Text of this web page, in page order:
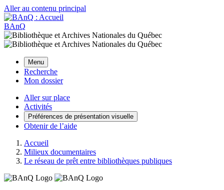
Aller au contenu principal
BAnQ
Menu
Recherche
Mon dossier
Aller sur place
Activités
Préférences de présentation visuelle
Obtenir de l’aide
Accueil
Milieux documentaires
Le réseau de prêt entre bibliothèques publiques